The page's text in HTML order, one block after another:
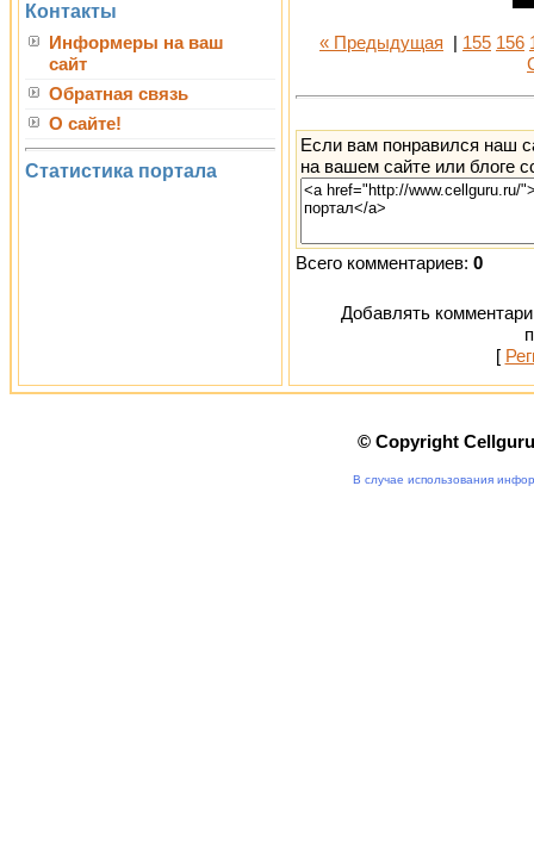
Контакты
Информеры на ваш
сайт
Обратная связь
О сайте!
Статистика портала
« Предыдущая 155 156
Если вам понравился наш
на вашем сайте или блоге
Всего комментариев: 0
Добавлять
[
© Copyright
В случае использования